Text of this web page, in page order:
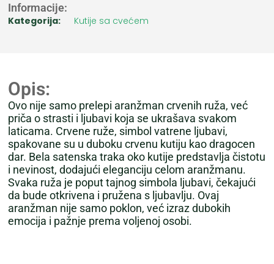
Informacije:
Kategorija: Kutije sa cvećem
Opis:
Ovo nije samo prelepi aranžman crvenih ruža, već
priča o strasti i ljubavi koja se ukrašava svakom
laticama. Crvene ruže, simbol vatrene ljubavi,
spakovane su u duboku crvenu kutiju kao dragocen
dar. Bela satenska traka oko kutije predstavlja čistotu
i nevinost, dodajući eleganciju celom aranžmanu.
Svaka ruža je poput tajnog simbola ljubavi, čekajući
da bude otkrivena i pružena s ljubavlju. Ovaj
aranžman nije samo poklon, već izraz dubokih
emocija i pažnje prema voljenoj osobi.